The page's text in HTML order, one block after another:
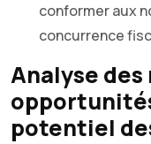
conformer aux
concurrence
Analyse
potentiel